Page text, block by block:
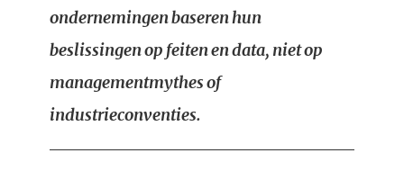
ondernemingen baseren hun
beslissingen op feiten en data, niet op
managementmythes of
industrieconventies.